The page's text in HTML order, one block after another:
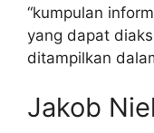
“kumpulan
yang dapat
ditampilkan
Jakob